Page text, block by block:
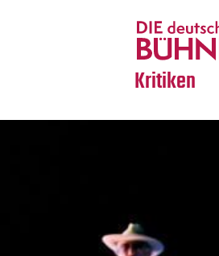
Kritiken
Crossover